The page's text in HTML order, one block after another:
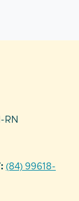
RN
(84) 99618-